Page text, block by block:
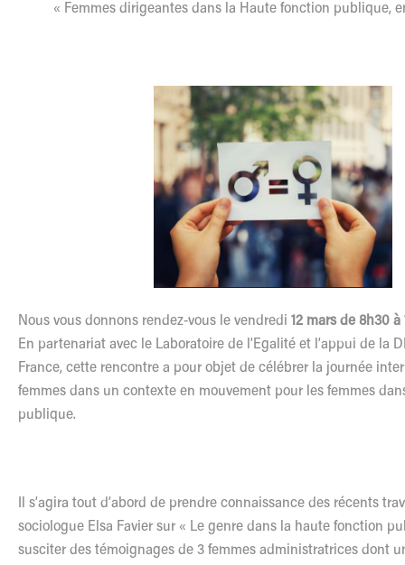
« Femmes dirigeantes dans la Haute fonction publique,
Nous vous donnons rendez-vous le vendredi 12 mars de 8h30 à
En partenariat avec le Laboratoire de ’Egalité et ’appui de la
France, cette rencontre a pour objet de cé ébrer la journée
femmes dans un contexte en mouvement pour les femmes
publique.
Il s’agira tout d’abord de prendre connaissance des récents
sociologue Elsa Favier sur « Le genre dans la haute fonction
susciter des témoignages de 3 femmes administratrices dont